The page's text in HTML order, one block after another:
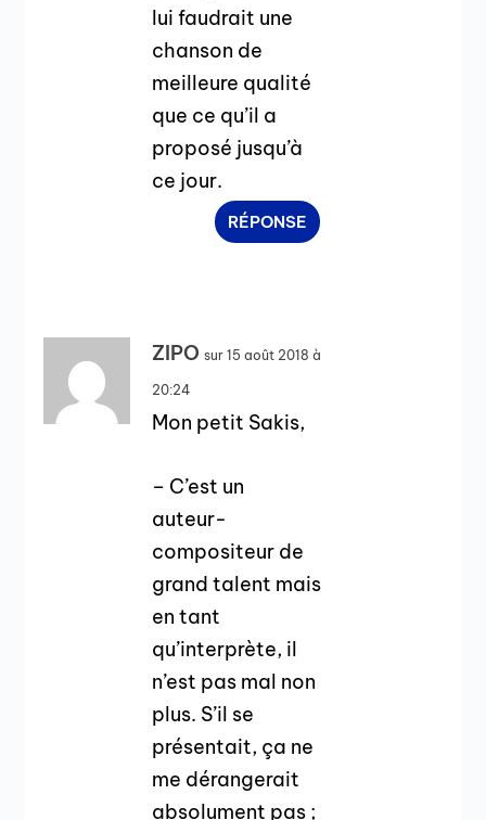
lui faudrait une
chanson de
meilleure qualité
que ce qu’il a
proposé jusqu’à
ce jour.
RÉPONSE
ZIPO sur 15 août 2018 à
20:24
Mon petit Sakis,
– C’est un
auteur-
compositeur de
grand talent mais
en tant
qu’interprète, il
n’est pas mal non
plus. S’il se
présentait, ça ne
me dérangerait
absolument pas ;